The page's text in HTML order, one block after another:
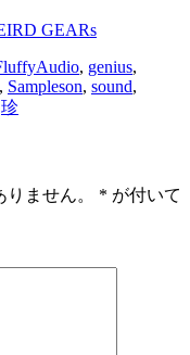
GEARs
, genius,
, Sampleson, sound,
珍
ません。 * が付いて